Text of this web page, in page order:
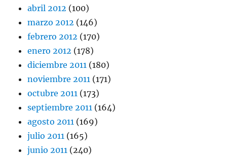
abril 2012 (100)
marzo 2012 (146)
febrero 2012 (170)
enero 2012 (178)
diciembre 2011 (180)
noviembre 2011 (171)
octubre 2011 (173)
septiembre 2011 (164)
agosto 2011 (169)
julio 2011 (165)
junio 2011 (240)